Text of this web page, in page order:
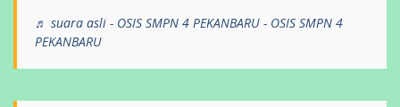
♬ suara asli - OSIS SMPN 4 PEKANBARU - OSIS SMPN 4
PEKANBARU